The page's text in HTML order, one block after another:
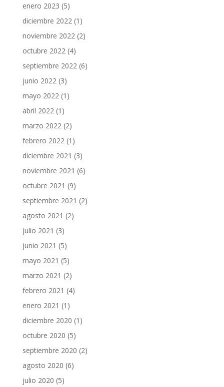
enero 2023 (5)
diciembre 2022 (1)
noviembre 2022 (2)
octubre 2022 (4)
septiembre 2022 (6)
junio 2022 (3)
mayo 2022 (1)
abril 2022 (1)
marzo 2022 (2)
febrero 2022 (1)
diciembre 2021 (3)
noviembre 2021 (6)
octubre 2021 (9)
septiembre 2021 (2)
agosto 2021 (2)
julio 2021 (3)
junio 2021 (5)
mayo 2021 (5)
marzo 2021 (2)
febrero 2021 (4)
enero 2021 (1)
diciembre 2020 (1)
octubre 2020 (5)
septiembre 2020 (2)
agosto 2020 (6)
julio 2020 (5)